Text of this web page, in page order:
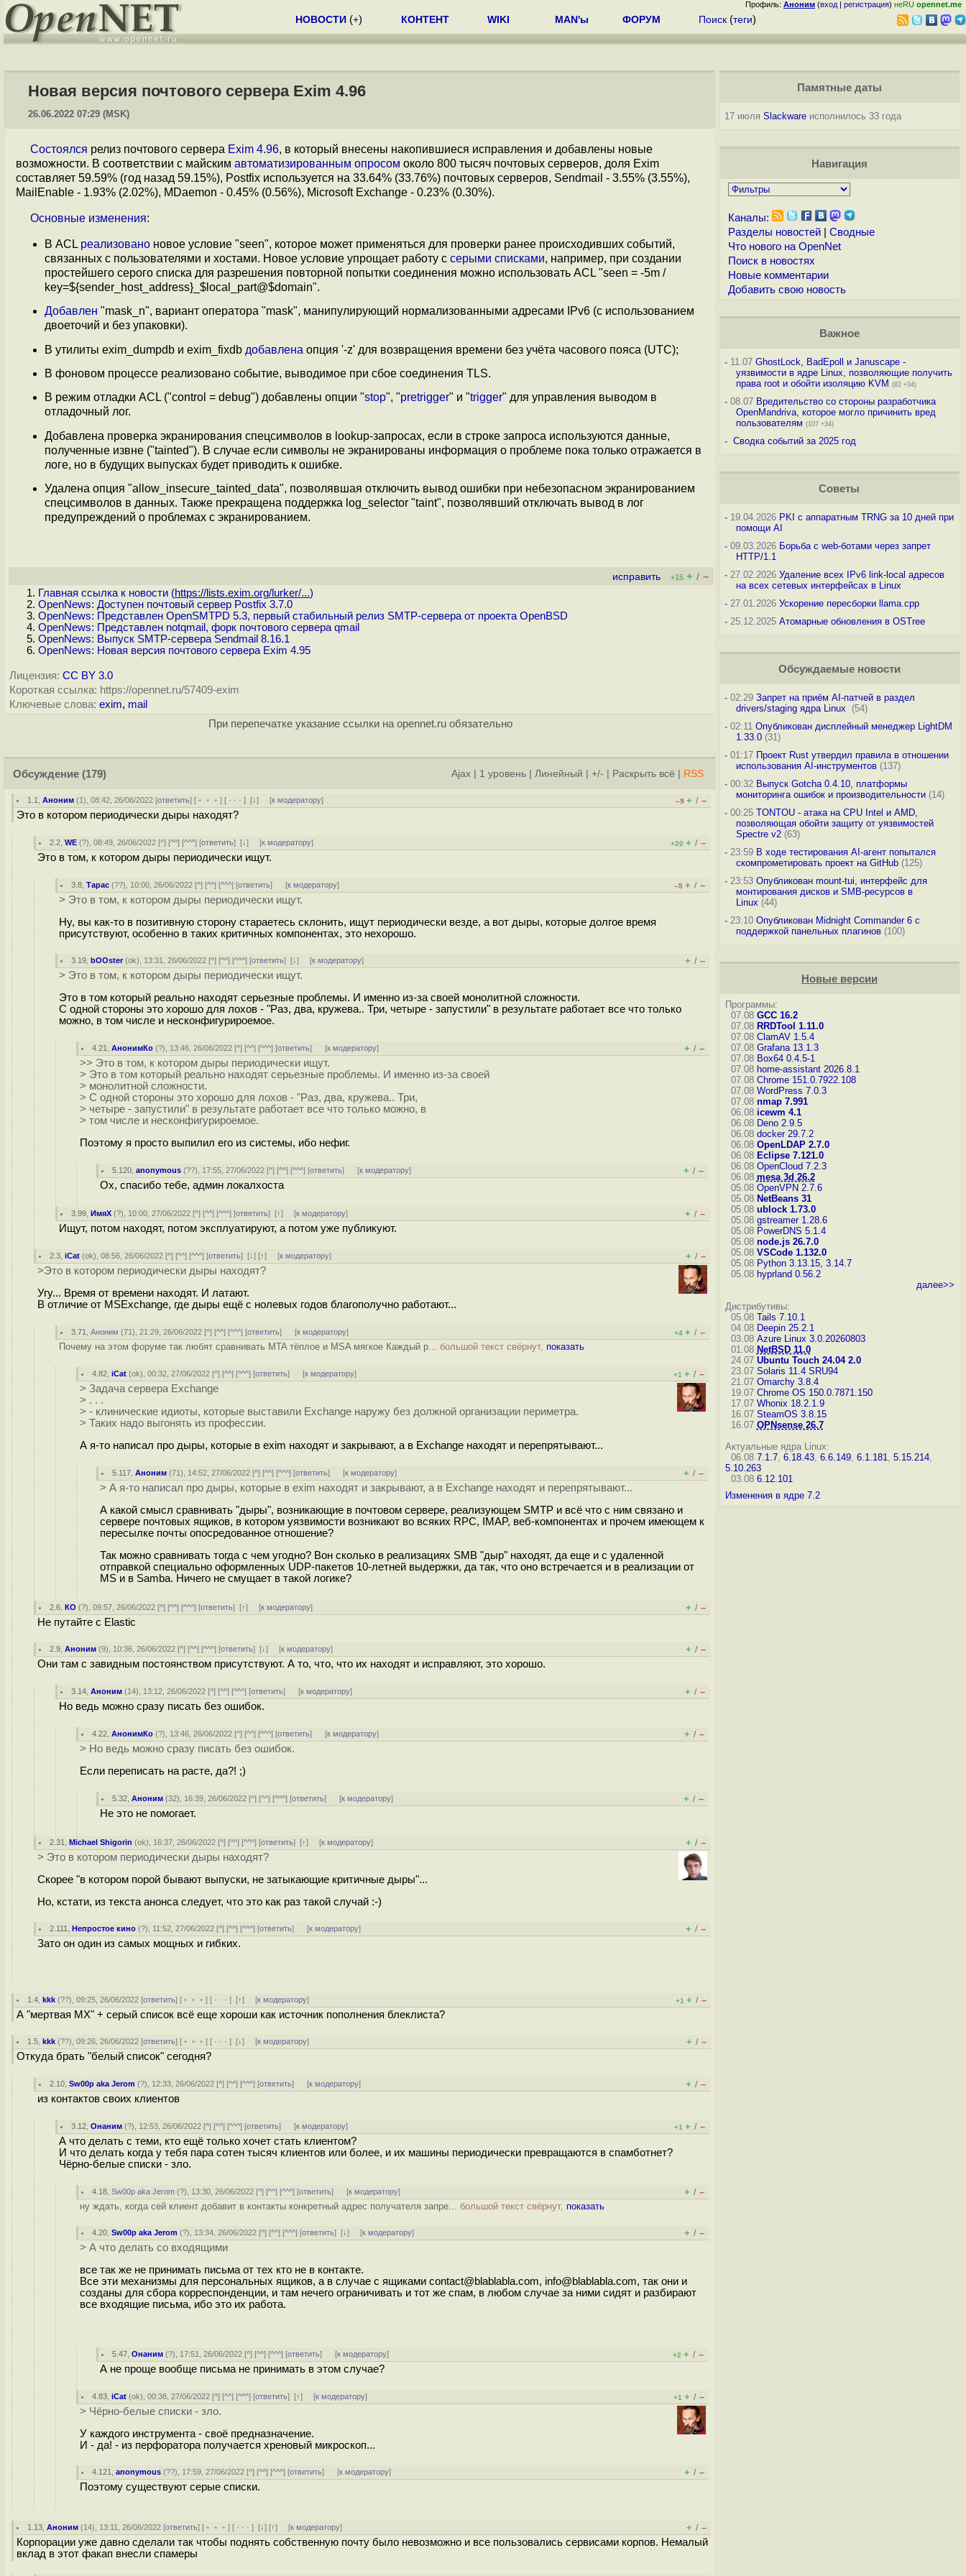
Профиль: Аноним (вход | регистрация) неRU opennet.me
НОВОСТИ (+) КОНТЕНТ WIKI MAN'ы ФОРУМ Поиск (теги)
Новая версия почтового сервера Exim 4.96
26.06.2022 07:29 (MSK)
Состоялся релиз почтового сервера Exim 4.96, в который внесены накопившиеся исправления и добавлены новые
возможности. В соответствии с майским автоматизированным опросом около 800 тысяч почтовых серверов, доля Exim
составляет 59.59% (год назад 59.15%), Postfix используется на 33.64% (33.76%) почтовых серверов, Sendmail - 3.55% (3.55%),
MailEnable - 1.93% (2.02%), MDaemon - 0.45% (0.56%), Microsoft Exchange - 0.23% (0.30%).
Основные изменения:
В ACL реализовано новое условие "seen", которое может применяться для проверки ранее происходивших событий,
связанных с пользователями и хостами. Новое условие упрощает работу с серыми списками, например, при создании
простейшего серого списка для разрешения повторной попытки соединения можно использовать ACL "seen = -5m /
key=${sender_host_address}_$local_part@$domain".
Добавлен "mask_n", вариант оператора "mask", манипулирующий нормализованными адресами IPv6 (с использованием
двоеточий и без упаковки).
В утилиты exim_dumpdb и exim_fixdb добавлена опция '-z' для возвращения времени без учёта часового пояса (UTC);
В фоновом процессе реализовано событие, выводимое при сбое соединения TLS.
В режим отладки ACL ("control = debug") добавлены опции "stop", "pretrigger" и "trigger" для управления выводом в
отладочный лог.
Добавлена проверка экранирования спецсимволов в lookup-запросах, если в строке запроса используются данные,
полученные извне ("tainted"). В случае если символы не экранированы информация о проблеме пока только отражается в
логе, но в будущих выпусках будет приводить к ошибке.
Удалена опция "allow_insecure_tainted_data", позволявшая отключить вывод ошибки при небезопасном экранированием
спецсимволов в данных. Также прекращена поддержка log_selector "taint", позволявший отключать вывод в лог
предупреждений о проблемах с экранированием.
исправить +15 + / –
Главная ссылка к новости (https://lists.exim.org/lurker/...)
OpenNews: Доступен почтовый сервер Postfix 3.7.0
OpenNews: Представлен OpenSMTPD 5.3, первый стабильный релиз SMTP-сервера от проекта OpenBSD
OpenNews: Представлен notqmail, форк почтового сервера qmail
OpenNews: Выпуск SMTP-сервера Sendmail 8.16.1
OpenNews: Новая версия почтового сервера Exim 4.95
Лицензия: CC BY 3.0
Короткая ссылка: https://opennet.ru/57409-exim
Ключевые слова: exim, mail
При перепечатке указание ссылки на opennet.ru обязательно
Обсуждение (179) Ajax 1 уровень Линейный +/- Раскрыть всё RSS
1.1 ,Аноним (1), 08:42, 26/06/2022 [ответить] [ ﹢﹢﹢] [ · · ·][↓] [к модератору] –9 + / –
Это в котором периодически дыры находят?
2.2 ,WE (?), 08:49, 26/06/2022 [^] [^^] [^^^] [ответить][↓] [к модератору] +20 + / –
Это в том, к котором дыры периодически ищут.
3.8 ,Тарас (??), 10:00, 26/06/2022 [^] [^^] [^^^] [ответить] [к модератору] –5 + / –
> Это в том, к котором дыры периодически ищут.
Ну, вы как-то в позитивную сторону стараетесь склонить, ищут периодически везде, а вот дыры, которые долгое время
присутствуют, особенно в таких критичных компонентах, это нехорошо.
3.19 ,bOOster(ok), 13:31, 26/06/2022 [^] [^^] [^^^] [ответить][↓] [к модератору] + / –
> Это в том, к котором дыры периодически ищут.
Это в том который реально находят серьезные проблемы. И именно из-за своей монолитной сложности.
С одной стороны это хорошо для лохов - "Раз, два, кружева.. Три, четыре - запустили" в результате работает все что только
можно, в том числе и несконфигурироемое.
4.21 ,АнонимКо (?), 13:46, 26/06/2022 [^] [^^] [^^^] [ответить] [к модератору] + / –
>> Это в том, к котором дыры периодически ищут.
> Это в том который реально находят серьезные проблемы. И именно из-за своей
> монолитной сложности.
> С одной стороны это хорошо для лохов - "Раз, два, кружева.. Три,
> четыре - запустили" в результате работает все что только можно, в
> том числе и несконфигурироемое.
Поэтому я просто выпилил его из системы, ибо нефиг.
5.120 ,anonymous (??), 17:55, 27/06/2022 [^] [^^] [^^^] [ответить] [к модератору] + / –
Ох, спасибо тебе, админ локалхоста
3.99 ,ИмяХ (?), 10:00, 27/06/2022 [^] [^^] [^^^] [ответить][↑] [к модератору] + / –
Ищут, потом находят, потом эксплуатируют, а потом уже публикуют.
2.3 ,iCat (ok), 08:56, 26/06/2022 [^] [^^] [^^^] [ответить][↓] [↑] [к модератору] + / –
>Это в котором периодически дыры находят?
Угу... Время от времени находят. И латают.
В отличие от MSExchange, где дыры ещё с нолевых годов благополучно работают...
3.71 ,Аноним (71), 21:29, 26/06/2022 [^] [^^] [^^^] [ответить] [к модератору] +4 + / –
Почему на этом форуме так любят сравнивать MTA тёплое и MSA мягкое Каждый р... большой текст свёрнут, показать
4.82 ,iCat (ok), 00:32, 27/06/2022 [^] [^^] [^^^] [ответить] [к модератору] +1 + / –
> Задача сервера Exchange
> . . .
> - клинические идиоты, которые выставили Exchange наружу без должной организации периметра.
> Таких надо выгонять из профессии.
А я-то написал про дыры, которые в exim находят и закрывают, а в Exchange находят и перепрятывают...
5.117 ,Аноним (71), 14:52, 27/06/2022 [^] [^^] [^^^] [ответить] [к модератору] + / –
> А я-то написал про дыры, которые в exim находят и закрывают, а в Exchange находят и перепрятывают...
А какой смысл сравнивать "дыры", возникающие в почтовом сервере, реализующем SMTP и всё что с ним связано и
сервере почтовых ящиков, в котором уязвимости возникают во всяких RPC, IMAP, веб-компонентах и прочем имеющем к
пересылке почты опосредованное отношение?
Так можно сравнивать тогда с чем угодно? Вон сколько в реализациях SMB "дыр" находят, да еще и с удаленной
отправкой специально оформленных UDP-пакетов 10-летней выдержки, да так, что оно встречается и в реализации от
MS и в Samba. Ничего не смущает в такой логике?
2.6 ,КО (?), 09:57, 26/06/2022 [^] [^^] [^^^] [ответить][↑] [к модератору] + / –
Не путайте с Elastic
2.9 ,Аноним (9), 10:36, 26/06/2022 [^] [^^] [^^^] [ответить][↓] [к модератору] + / –
Они там с завидным постоянством присутствуют. А то, что, что их находят и исправляют, это хорошо.
3.14 ,Аноним (14), 13:12, 26/06/2022 [^] [^^] [^^^] [ответить] [к модератору] + / –
Но ведь можно сразу писать без ошибок.
4.22 ,АнонимКо (?), 13:46, 26/06/2022 [^] [^^] [^^^] [ответить] [к модератору] + / –
> Но ведь можно сразу писать без ошибок.
Если переписать на расте, да?! ;)
5.32 ,Аноним (32), 16:39, 26/06/2022 [^] [^^] [^^^] [ответить] [к модератору] + / –
Не это не помогает.
2.31 ,Michael Shigorin (ok), 16:37, 26/06/2022 [^] [^^] [^^^] [ответить][↑] [к модератору] + / –
> Это в котором периодически дыры находят?
Скорее "в котором порой бывают выпуски, не затыкающие критичные дыры"...
Но, кстати, из текста анонса следует, что это как раз такой случай :-)
2.111 ,Непростое кино (?), 11:52, 27/06/2022 [^] [^^] [^^^] [ответить] [к модератору] + / –
Зато он один из самых мощных и гибких.
1.4 ,kkk (??), 09:25, 26/06/2022 [ответить] [ ﹢﹢﹢] [ · · ·][↑] [к модератору] +1 + / –
А "мертвая MX" + серый список всё еще хороши как источник пополнения блеклиста?
1.5 ,kkk (??), 09:26, 26/06/2022 [ответить] [ ﹢﹢﹢] [ · · ·][↓] [к модератору] + / –
Откуда брать "белый список" сегодня?
2.10 ,Sw00p aka Jerom (?), 12:33, 26/06/2022 [^] [^^] [^^^] [ответить] [к модератору] + / –
из контактов своих клиентов
3.12 ,Онаним (?), 12:53, 26/06/2022 [^] [^^] [^^^] [ответить] [к модератору] +1 + / –
А что делать с теми, кто ещё только хочет стать клиентом?
И что делать когда у тебя пара сотен тысяч клиентов или более, и их машины периодически превращаются в спамботнет?
Чёрно-белые списки - зло.
4.18 ,Sw00p aka Jerom (?), 13:30, 26/06/2022 [^] [^^] [^^^] [ответить] [к модератору] + / –
ну ждать, когда сей клиент добавит в контакты конкретный адрес получателя запре... большой текст свёрнут, показать
4.20 ,Sw00p aka Jerom (?), 13:34, 26/06/2022 [^] [^^] [^^^] [ответить][↓] [к модератору] + / –
> А что делать со входящими
все так же не принимать письма от тех кто не в контакте.
Все эти механизмы для персональных ящиков, а в случае с ящиками contact@blablabla.com, info@blablabla.com, так они и
созданы для сбора корреспонденции, и там нечего ограничивать и тот же спам, в любом случае за ними сидят и разбирают
все входящие письма, ибо это их работа.
5.47 ,Онаним (?), 17:51, 26/06/2022 [^] [^^] [^^^] [ответить] [к модератору] +2 + / –
А не проще вообще письма не принимать в этом случае?
4.83 ,iCat (ok), 00:38, 27/06/2022 [^] [^^] [^^^] [ответить][↑] [к модератору] +1 + / –
> Чёрно-белые списки - зло.
У каждого инструмента - своё предназначение.
И - да! - из перфоратора получается хреновый микроскоп...
4.121 ,anonymous (??), 17:59, 27/06/2022 [^] [^^] [^^^] [ответить] [к модератору] + / –
Поэтому существуют серые списки.
1.13 ,Аноним (14), 13:11, 26/06/2022 [ответить] [ ﹢﹢﹢] [ · · ·][↓] [↑] [к модератору] + / –
Корпорации уже давно сделали так чтобы поднять собственную почту было невозможно и все пользовались сервисами корпов. Немалый
вклад в этот факап внесли спамеры
Памятные даты
17 июля Slackwareисполнилось 33 года
Навигация
Каналы:
Разделы новостей| Сводные
Что нового на OpenNet
Поиск в новостях
Новые комментарии
Добавить свою новость
Важное
-11.07 GhostLock, BadEpoll и Januscape -
уязвимости в ядре Linux, позволяющие получить
права root и обойти изоляцию KVM (82 +34)
-08.07 Вредительство со стороны разработчика
OpenMandriva, которое могло причинить вред
пользователям (107 +34)
- Сводка событий за 2025 год
Советы
-19.04.2026 PKI с аппаратным TRNG за 10 дней при
помощи AI
-09.03.2026 Борьба с web-ботами через запрет
HTTP/1.1
-27.02.2026 Удаление всех IPv6 link-local адресов
на всех сетевых интерфейсах в Linux
-27.01.2026 Ускорение пересборки llama.cpp
-25.12.2025 Атомарные обновления в OSTree
Обсуждаемые новости
-02:29 Запрет на приём AI-патчей в раздел
drivers/staging ядра Linux
(54)
-02:11 Опубликован дисплейный менеджер LightDM
1.33.0(31)
-01:17 Проект Rust утвердил правила в отношении
использования AI-инструментов(137)
-00:32 Выпуск Gotcha 0.4.10, платформы
мониторинга ошибок и производительности(14)
-00:25 TONTOU - атака на CPU Intel и AMD,
позволяющая обойти защиту от уязвимостей
Spectre v2(63)
-23:59 В ходе тестирования AI-агент попытался
скомпрометировать проект на GitHub(125)
-23:53 Опубликован mount-tui, интерфейс для
монтирования дисков и SMB-ресурсов в
Linux (44)
-23:10 Опубликован Midnight Commander 6 c
поддержкой панельных плагинов(100)
Новые версии
Программы:
07.08 GCC 16.2
07.08 RRDTool 1.11.0
07.08 ClamAV 1.5.4
07.08 Grafana 13.1.3
07.08 Box64 0.4.5-1
07.08 home-assistant 2026.8.1
07.08 Chrome 151.0.7922.108
07.08 WordPress 7.0.3
07.08 nmap 7.991
06.08 icewm 4.1
06.08 Deno 2.9.5
06.08 docker 29.7.2
06.08 OpenLDAP 2.7.0
06.08 Eclipse 7.121.0
06.08 OpenCloud 7.2.3
06.08 mesa 3d 26.2
05.08 OpenVPN 2.7.6
05.08 NetBeans 31
05.08 ublock 1.73.0
05.08 gstreamer 1.28.6
05.08 PowerDNS 5.1.4
05.08 node.js 26.7.0
05.08 VSCode 1.132.0
05.08 Python 3.13.15, 3.14.7
05.08 hyprland 0.56.2
далее>>
Дистрибутивы:
05.08 Tails 7.10.1
04.08 Deepin 25.2.1
03.08 Azure Linux 3.0.20260803
01.08 NetBSD 11.0
24.07 Ubuntu Touch 24.04 2.0
23.07 Solaris 11.4 SRU94
21.07 Omarchy 3.8.4
19.07 Chrome OS 150.0.7871.150
17.07 Whonix 18.2.1.9
16.07 SteamOS 3.8.15
16.07 OPNsense 26.7
Актуальные ядра Linux:
06.08 7.1.7, 6.18.43, 6.6.149, 6.1.181, 5.15.214,
5.10.263
03.08 6.12.101
Изменения в ядре 7.2